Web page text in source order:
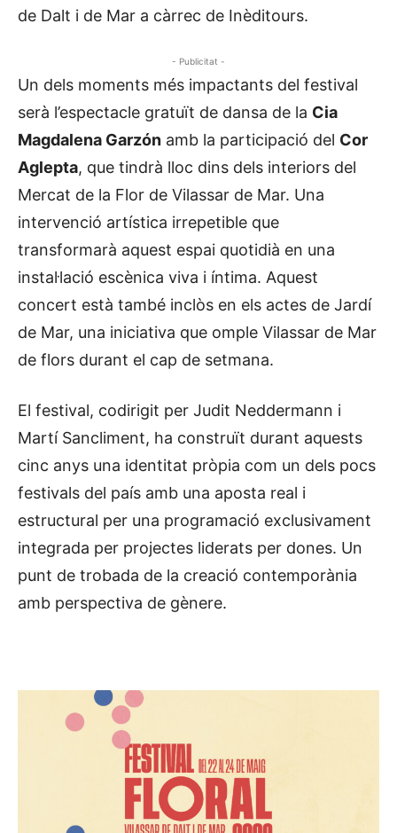
de Dalt i de Mar a càrrec de Inèditours.
- Publicitat -
Un dels moments més impactants del festival
serà l’espectacle gratuït de dansa de la Cia
Magdalena Garzón amb la participació del Cor
Aglepta, que tindrà lloc dins dels interiors del
Mercat de la Flor de Vilassar de Mar. Una
intervenció artística irrepetible que
transformarà aquest espai quotidià en una
instal·lació escènica viva i íntima. Aquest
concert està també inclòs en els actes de Jardí
de Mar, una iniciativa que omple Vilassar de Mar
de flors durant el cap de setmana.
El festival, codirigit per Judit Neddermann i
Martí Sancliment, ha construït durant aquests
cinc anys una identitat pròpia com un dels pocs
festivals del país amb una aposta real i
estructural per una programació exclusivament
integrada per projectes liderats per dones. Un
punt de trobada de la creació contemporània
amb perspectiva de gènere.